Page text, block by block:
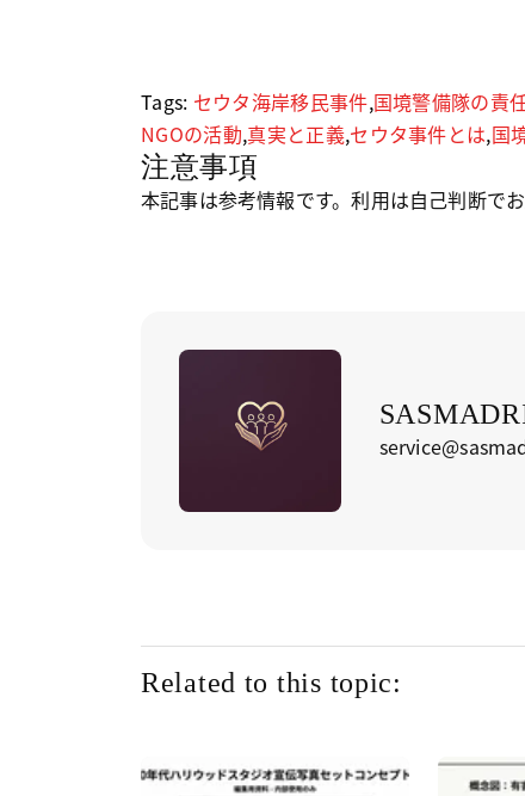
Tags: セウタ海岸移民事件,国境警備隊の責
NGOの活動,真実と正義,セウタ事件とは,国
注意事項
本記事は参考情報です。利用は自己判断でお
Related to this topic: